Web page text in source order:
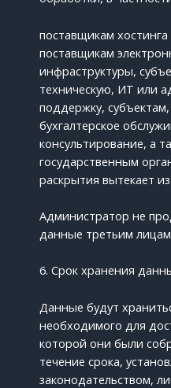
поставщикам
поставщикам
инфраструктуры,
техническую, ИТ или
поддержку,
бухгалтерское
консультирование, а
государственным
раскрытия вытекает
Администратор не
данные третьим
6. Срок хранения
Данные будут
необходимого для
которой они были
течение срока,
законодательством,